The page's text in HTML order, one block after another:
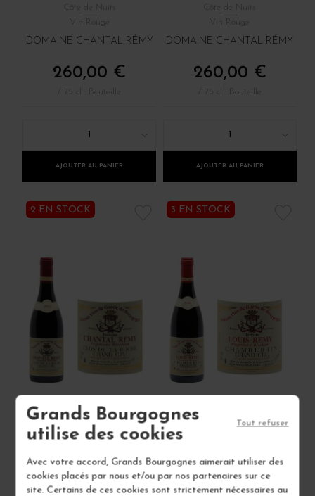
Grands Bourgognes
utilise des cookies
Avec votre accord, Grands Bourgognes aimerait utiliser des
cookies placés par nous et/ou par nos partenaires sur ce
site. Certains de ces cookies sont strictement nécessaires au
Tout refuser
DOMAINE CHANTAL RÉMY
260,00 €
1
AJOUTER AU PANIER
DOMAINE CHANTAL RÉMY
260,00 €
1
AJOUTER AU PANIER
2 EN STOCK
CLOS DE LA ROCHE
2022
Vin Rouge
DOMAINE CHANTAL RÉMY
3 EN STOCK
CHAMBERTIN 2006
Vin Rouge
DOMAINE LOUIS RÉMY